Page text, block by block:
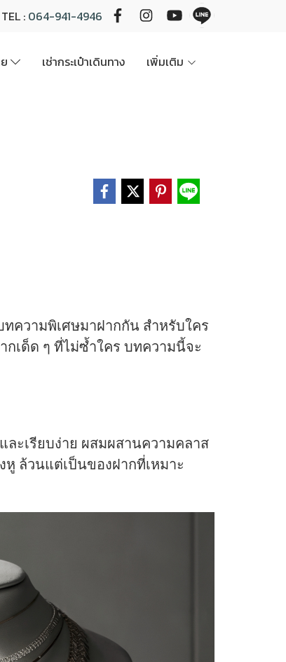
TEL : 064-941-4946
เช่ากระเป๋าเดินทาง เพิ่มเติม
บทความพิเศษมาฝากกัน สำหรับใคร
กเด็ด ๆ ที่ไม่ซ้ำใคร บทความนี้จะ
ะเรียบง่าย ผสมผสานความคลาส
หู ล้วนแต่เป็นของฝากที่เหมาะ